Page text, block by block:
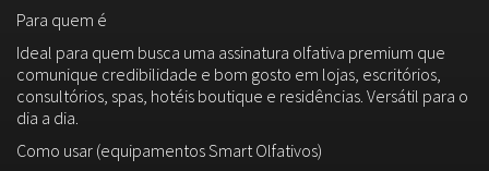
Para quem é
Ideal para quem busca uma assinatura olfativa premium que
comunique credibilidade e bom gosto em lojas, escritórios,
consultórios, spas, hotéis boutique e residências. Versátil para o
dia a dia.
Como usar (equipamentos Smart Olfativos)